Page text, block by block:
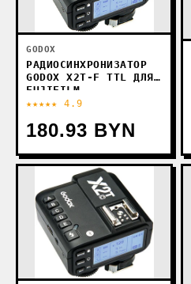
GODOX
РАДИОСИНХРОНИЗАТОР
GODOX X2T-F TTL ДЛЯ
FUJIFILM
★★★★★ 4.9
180.93 BYN